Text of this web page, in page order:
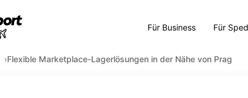
Für Business Für
Flexible Marketplace-Lagerlösungen in der Nähe von Prag